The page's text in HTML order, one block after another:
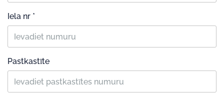
Iela nr *
Pastkastīte